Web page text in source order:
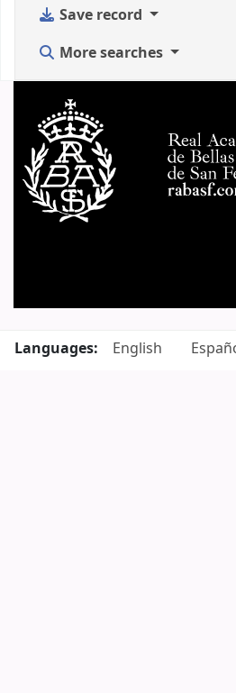
Save record
More searches
Languages:
English